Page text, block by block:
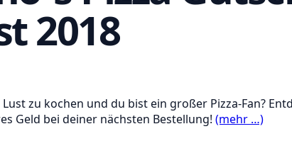
2018
zu kochen und du bist ein großer Pizza-Fan?
Geld bei deiner nächsten Bestellung! (mehr …)